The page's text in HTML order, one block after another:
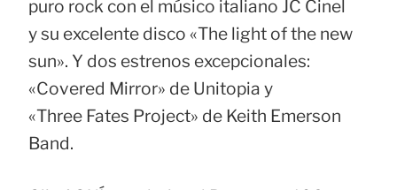
puro rock con el músico italiano JC Cinel
y su excelente disco «The light of the new
sun». Y dos estrenos excepcionales:
«Covered Mirror» de Unitopia y
«Three Fates Project» de Keith Emerson
Band.